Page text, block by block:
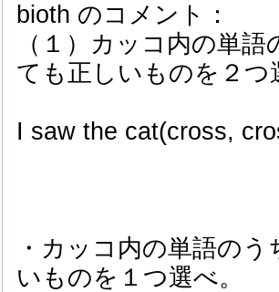
bioth のコメント：
（１）カッコ内の単
ても正しいものを２つ
I saw the cat(cross,
・カッコ内の単語の
いものを１つ選べ。